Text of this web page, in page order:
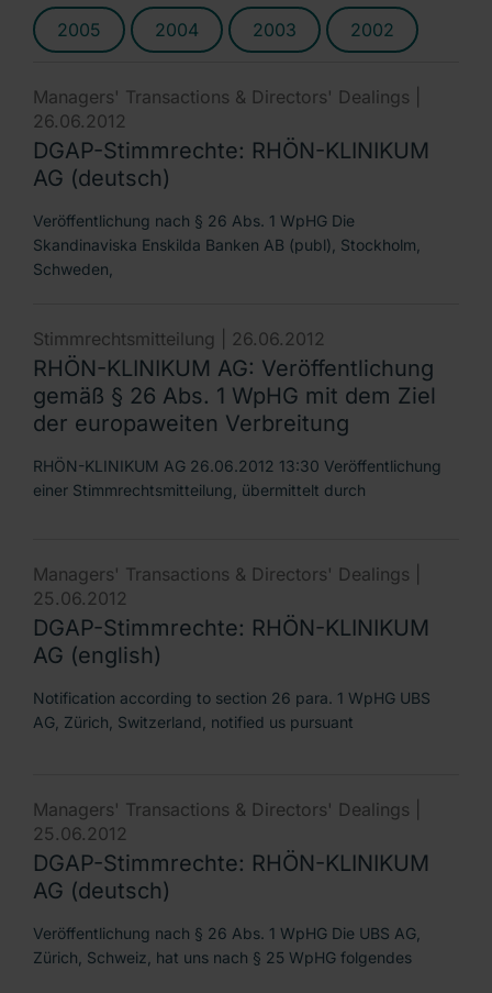
2005 2004 2003 2002
Managers' Transactions & Directors' Dealings |
26.06.2012
DGAP-Stimmrechte: RHÖN-KLINIKUM
AG (deutsch)
Veröffentlichung nach § 26 Abs. 1 WpHG Die
Skandinaviska Enskilda Banken AB (publ), Stockholm,
Schweden,
Stimmrechtsmitteilung | 26.06.2012
RHÖN-KLINIKUM AG: Veröffentlichung
gemäß § 26 Abs. 1 WpHG mit dem Ziel
der europaweiten Verbreitung
RHÖN-KLINIKUM AG 26.06.2012 13:30 Veröffentlichung
einer Stimmrechtsmitteilung, übermittelt durch
Managers' Transactions & Directors' Dealings |
25.06.2012
DGAP-Stimmrechte: RHÖN-KLINIKUM
AG (english)
Notification according to section 26 para. 1 WpHG UBS
AG, Zürich, Switzerland, notified us pursuant
Managers' Transactions & Directors' Dealings |
25.06.2012
DGAP-Stimmrechte: RHÖN-KLINIKUM
AG (deutsch)
Veröffentlichung nach § 26 Abs. 1 WpHG Die UBS AG,
Zürich, Schweiz, hat uns nach § 25 WpHG folgendes